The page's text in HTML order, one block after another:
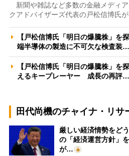
新聞や雑誌など多数の金融メディ
クアドバイザーズ代表の戸松信博氏
【戸松信博氏「明日の爆騰株」を
端半導体の製造に不可欠な検査装…
【戸松信博氏「明日の爆騰株」を
えるキープレーヤー 成長の再評…
田代尚機のチャイナ・リサ
厳しい経済情勢をど
の「経済運営方針」
が…